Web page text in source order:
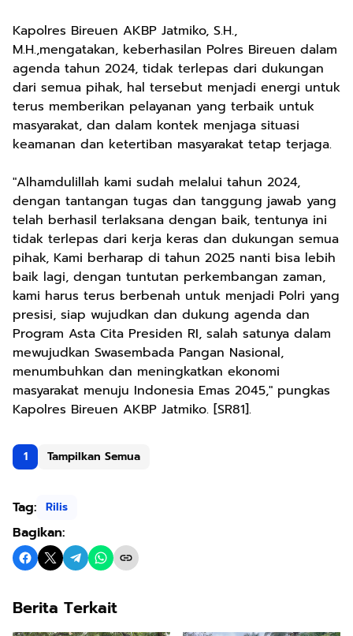
Kapolres Bireuen AKBP Jatmiko, S.H.,
M.H.,mengatakan, keberhasilan Polres Bireuen dalam
agenda tahun 2024, tidak terlepas dari dukungan
dari semua pihak, hal tersebut menjadi energi untuk
terus memberikan pelayanan yang terbaik untuk
masyarakat, dan dalam kontek menjaga situasi
keamanan dan ketertiban masyarakat tetap terjaga.
"Alhamdulillah kami sudah melalui tahun 2024,
dengan tantangan tugas dan tanggung jawab yang
telah berhasil terlaksana dengan baik, tentunya ini
tidak terlepas dari kerja keras dan dukungan semua
pihak, Kami berharap di tahun 2025 nanti bisa lebih
baik lagi, dengan tuntutan perkembangan zaman,
kami harus terus berbenah untuk menjadi Polri yang
presisi, siap wujudkan dan dukung agenda dan
Program Asta Cita Presiden RI, salah satunya dalam
mewujudkan Swasembada Pangan Nasional,
menumbuhkan dan meningkatkan ekonomi
masyarakat menuju Indonesia Emas 2045," pungkas
Kapolres Bireuen AKBP Jatmiko. [SR81].
1 Tampilkan Semua
Tag: Rilis
Bagikan:
Berita Terkait